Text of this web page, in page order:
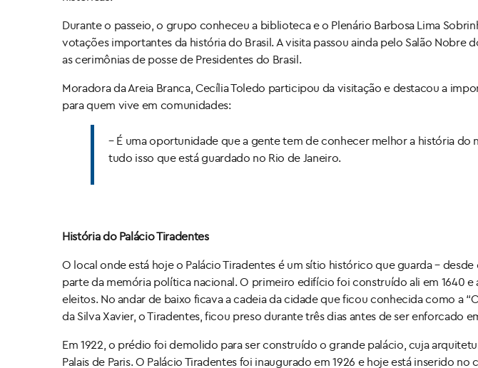
Durante o passeio, o grupo conheceu a biblioteca e o Plenário Barbosa Lima
votações importantes da história do Brasil. A visita passou ainda pelo Salão Nobre
as cerimônias de posse de Presidentes do Brasil.
Moradora da Areia Branca, Cecília Toledo participou da visitação e destacou a
para quem vive em comunidades:
– É uma oportunidade que a gente tem de conhecer melhor a história do
tudo isso que está guardado no Rio de Janeiro.
História do Palácio Tiradentes
O local onde está hoje o Palácio Tiradentes é um sítio histórico que guarda –
parte da memória política nacional. O primeiro edifício foi construído ali em 1640
eleitos. No andar de baixo ficava a cadeia da cidade que ficou conhecida como a
da Silva Xavier, o Tiradentes, ficou preso durante três dias antes de ser enforcado
Em 1922, o prédio foi demolido para ser construído o grande palácio, cuja
Palais de Paris. O Palácio Tiradentes foi inaugurado em 1926 e hoje está inserido